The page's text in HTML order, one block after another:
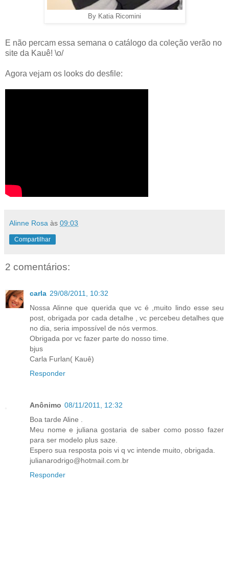
By Katia Ricomini
E não percam essa semana o catálogo da coleção verão no
site da Kauê! \o/
Agora vejam os looks do desfile:
Alinne Rosa às 09:03
Compartilhar
2 comentários:
carla 29/08/2011, 10:32
Nossa Alinne que querida que vc é ,muito lindo esse seu
post, obrigada por cada detalhe , vc percebeu detalhes que
no dia, seria impossível de nós vermos.
Obrigada por vc fazer parte do nosso time.
bjus
Carla Furlan( Kauê)
Responder
Anônimo 08/11/2011, 12:32
Boa tarde Aline .
Meu nome e juliana gostaria de saber como posso fazer
para ser modelo plus saze.
Espero sua resposta pois vi q vc intende muito, obrigada.
julianarodrigo@hotmail.com.br
Responder